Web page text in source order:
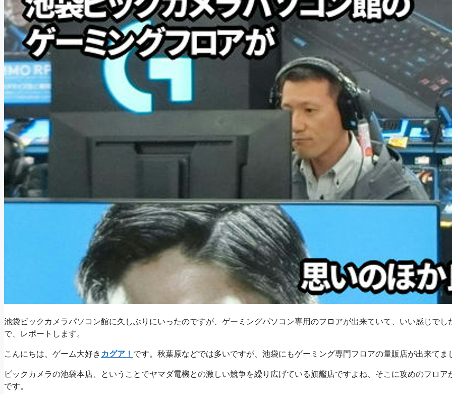
池袋ビックカメラパソコン館に久しぶりにいったのですが、ゲーミングパソコン専用のフロアが出来ていて、いい感じでし
で、レポートします。
こんにちは、ゲーム大好き カグア！ です。秋葉原などでは多いですが、池袋にもゲーミング専門フロアの量販店が出来てま
ビックカメラの池袋本店、ということでヤマダ電機との激しい競争を繰り広げている旗艦店ですよね、そこに攻めのフロア
です。